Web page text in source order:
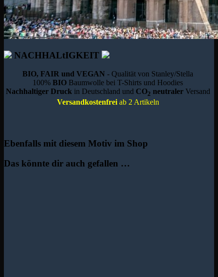
NACHHALtIGKEIT
BIO, FAIR und VEGAN - Qualität von Stanley/Stella
100%BIO Baumwolle bei T-Shirts und Hoodies
Nachhaltiger Druck in Deutschland und CO2 neutraler Versand
Versandkostenfreiab 2 Artikeln
Ebenfalls mit diesem Motiv im Shop
Das könnte dir auch gefallen …